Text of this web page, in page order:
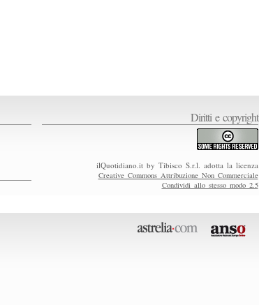
Diritti e copyright
ilQuotidiano.it by Tibisco S.r.l. adotta la licenza
Creative Commons Attribuzione Non Commerciale
Condividi allo stesso modo 2.5